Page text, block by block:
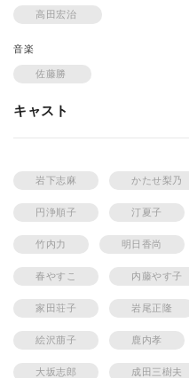
る。だが、杉田は突然踏み込んで
に、杉田が柿沼を射止めた拳銃が
ま抗争を続ければ、双方の組織が
は関東から手打ちの仲介を頼むと
朋竜会解散の真偽を確めに大阪へ
分の腹をドスで突き刺した。服役
り、わてらは姉妹でない」と環は
の日、環や組員が見守るなか、粟
高田宏治
音楽
佐藤勝
キャスト
岩下志麻 かたせ梨乃
円浄順子 汀夏子
竹内力 明日香尚
春やすこ 内藤やす子
家田荘子 岩尾正隆
絵沢萠子 鹿内孝
大坂志郎 成田三樹夫